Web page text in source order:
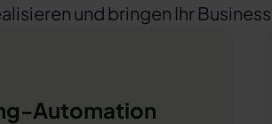
und bringen Ihr
Automation